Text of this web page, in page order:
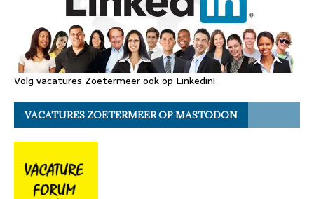
Volg vacatures Zoetermeer ook op Linkedin!
VACATURES ZOETERMEER OP MASTODON